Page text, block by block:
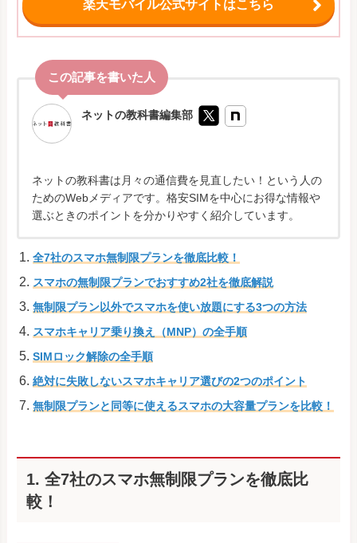
楽天モバイル公式サイトはこちら
ネットの教科書編集部
ネットの教科書は月々の通信費を見直したい！という人の
ためのWebメディアです。格安SIMを中心にお得な情報や
選ぶときのポイントを分かりやすく紹介しています。
全7社のスマホ無制限プランを徹底比較！
スマホの無制限プランでおすすめ2社を徹底解説
無制限プラン以外でスマホを使い放題にする3つの方法
スマホキャリア乗り換え（MNP）の全手順
SIMロック解除の全手順
絶対に失敗しないスマホキャリア選びの2つのポイント
無制限プランと同等に使えるスマホの大容量プランを比較！
1. 全7社のスマホ無制限プランを徹底比
較！